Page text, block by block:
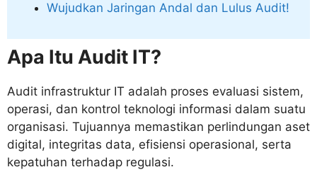
Wujudkan Jaringan Andal dan Lulus Audit!
Apa Itu Audit IT?
Audit infrastruktur IT adalah proses evaluasi sistem,
operasi, dan kontrol teknologi informasi dalam suatu
organisasi. Tujuannya memastikan perlindungan aset
digital, integritas data, efisiensi operasional, serta
kepatuhan terhadap regulasi.